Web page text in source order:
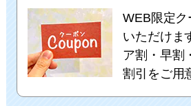
WEB限定ク
いただけま
ア割・早割
割引をご用